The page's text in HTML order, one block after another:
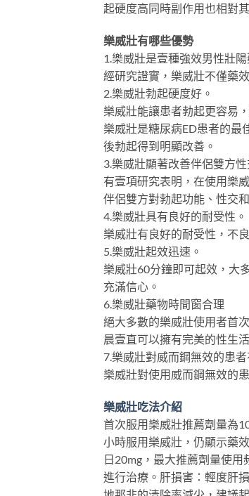
起硬度高同時副作用也相對
樂威壯有哪些優勢
1.樂威壯是壹種強效男性壯
經研究證實，樂威壯不僅藥
2.樂威壯勃起硬度好。
樂威壯能讓患者勃起更容易
樂威壯是糖尿病ED患者的最
後勃起得到明顯改善。
3.樂威壯顯著改善伴侶雙方性
有壹項研究表明，在使用樂
伴侶雙方對勃起功能、性交
4.樂威壯具有良好的耐受性。
樂威壯有良好的耐受性，不
5.樂威壯起效迅速。
樂威壯60分鐘即可起效，大
充滿信心。
6.樂威壯藥物時間窗合理
絕大多數的樂威壯使用者首
晨壹直可以擁有完美的性生活
7.樂威壯對威而鋼無效的患者
樂威壯對使用威而鋼無效的
樂威壯吃法介紹
首次服用樂威壯推薦劑量為
小時服用樂威壯，仍顯示藥
日20mg，最大推薦劑量使
進行治療。肝損害：輕度肝